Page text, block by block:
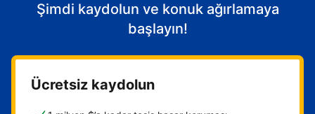
Şimdi kaydolun ve konuk ağırlamaya
başlayın!
Ücretsiz kaydolun